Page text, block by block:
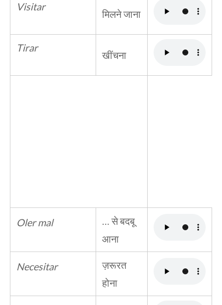
Visitar
मिलने जाना
Tirar
खींचना
Oler mal
… से बदबू
आना
Necesitar
ज़रूरत
होना